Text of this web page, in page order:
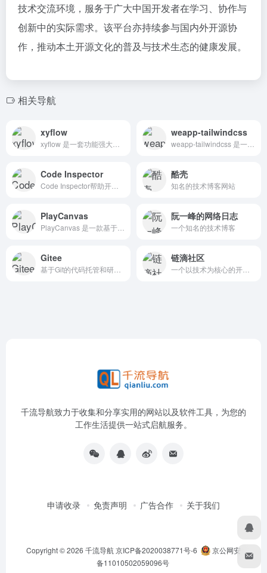
技术交流环境，服务于广大中国开发者在学习、协作与
创新中的实际需求。该平台亦持续参与国内外开源协
作，推动本土开源文化的普及与技术生态的健康发展。
相关导航
xyflow weapp-tailwindcss
Code Inspector 酷壳
知名的技术博客网站
PlayCanvas 阮一峰的网络日志
一个知名的技术博客
Gitee 链滴社区
千流导航致力于收集和分享实用的网站以及软件工具，为您的
工作生活提供一站式启航服务。
申请收录 免责声明 广告合作 关于我们
Copyright © 2026 千流导航京ICP备2020038771号-6
京公网安
备11010502059096号